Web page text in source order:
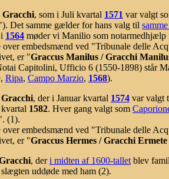
, som i Juli kvartal 1571 var valgt
Det samme gælder for hans valg til
1564 møder vi Manilio som
over embedsmænd ved "Tribunale delle
er "Graccus Manilus / Gracchi
Capitolini, Ufficio 6 (1550-1898) står
Ripa, Campo Marzio, 1568).
, der i Januar kvartal 1574 var valgt
1582. Hver gang valgt som
(1).
over embedsmænd ved "Tribunale delle
er "Graccus Hermes / Gracchi Ermete
, deri midten af 1600-tallet blev
uddøde med ham (2).